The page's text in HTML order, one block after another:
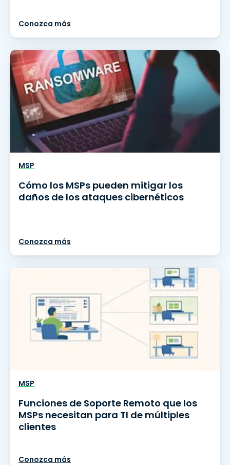
Conozca más
MSP
Cómo los MSPs pueden mitigar los
daños de los ataques cibernéticos
Conozca más
MSP
Funciones de Soporte Remoto que los
MSPs necesitan para TI de múltiples
clientes
Conozca más